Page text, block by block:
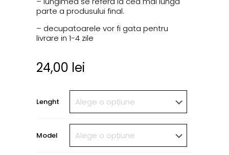
parte a produsului final.
– decupatoarele vor fi gata pentru
livrare in 1-4 zile
24,00 lei
Lenght
Model